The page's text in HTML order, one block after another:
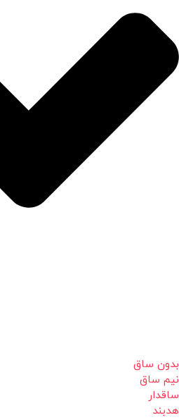
بدون ساق
نیم ساق
ساقدار
هدبند